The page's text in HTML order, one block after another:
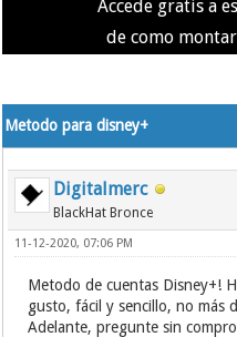
Accede gratis a
de como
Metodo para disney+
Digitalmerc
BlackHat Bronce
11-12-2020, 07:06 PM
Metodo de cuentas Disney+!
gusto, fácil y sencillo, no más
Adelante, pregunte sin